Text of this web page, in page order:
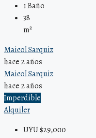
1Baño
38
m²
Maicol Sarquiz
hace 2 años
Maicol Sarquiz
hace 2 años
Imperdible
Alquiler
UYU $29,000